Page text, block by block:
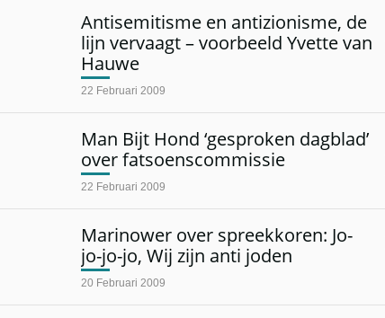
Antisemitisme en antizionisme, de
lijn vervaagt – voorbeeld Yvette van
Hauwe
22 Februari 2009
Man Bijt Hond ‘gesproken dagblad’
over fatsoenscommissie
22 Februari 2009
Marinower over spreekkoren: Jo-
jo-jo-jo, Wij zijn anti joden
20 Februari 2009